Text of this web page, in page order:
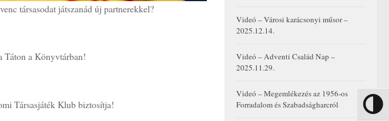
Nagy
társasodat játszanád új partnerekkel?
Táton a Könyvtárban!
Társasjáték Klub biztosítja!
Videó – Városi karácsonyi műsor –
2025.12.14.
Videó – Adventi Család Nap –
2025.11.29.
Videó – Megemlékezés az 1956-os
Forradalom és Szabadságharcról